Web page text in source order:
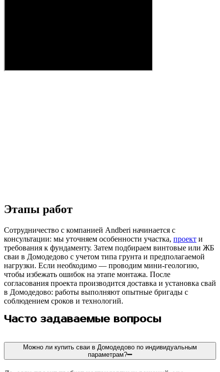
Этапы работ
Сотрудничество с компанией Andberi начинается с
консультации: мы уточняем особенности участка, проект и
требования к фундаменту. Затем подбираем винтовые или ЖБ
сваи в Домодедово с учетом типа грунта и предполагаемой
нагрузки. Если необходимо — проводим мини-геологию,
чтобы избежать ошибок на этапе монтажа. После
согласования проекта производится доставка и установка свай
в Домодедово: работы выполняют опытные бригады с
соблюдением сроков и технологий.
Часто задаваемые вопросы
Можно ли купить сваи в Домодедово по индивидуальным
параметрам?